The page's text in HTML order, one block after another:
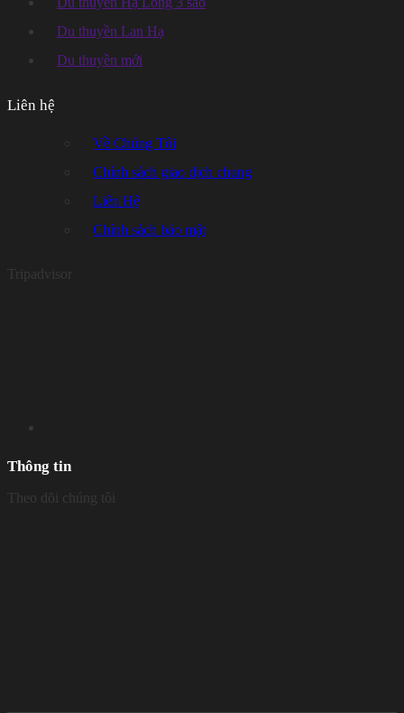
Du thuyền Lan Hạ
Du thuyền mới
Liên hệ
Về Chúng Tôi
Chính sách giao dịch chung
Liên Hệ
Chính sách bảo mật
Tripadvisor
Thông tin
Theo dõi chúng tôi